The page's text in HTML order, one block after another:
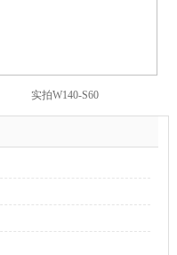
实拍W140-S60